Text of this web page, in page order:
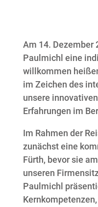
Am 14. Dezember
Paulmichl eine
willkommen
im Zeichen des
unsere
Erfahrungen im
Im Rahmen der
zunächst eine
Fürth, bevor sie
unseren
Paulmichl